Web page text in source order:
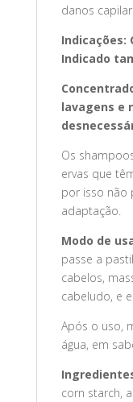
danos
Indicações:
Indicado
lavagens e
Os
ervas que
por isso não
adaptação.
Modo de
passe a
cabelos,
cabeludo, e
Após o uso,
água, em
corn starch,